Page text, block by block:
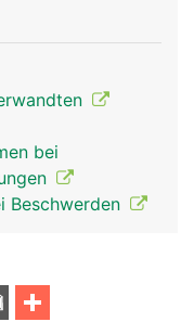
bei
Beschwerden